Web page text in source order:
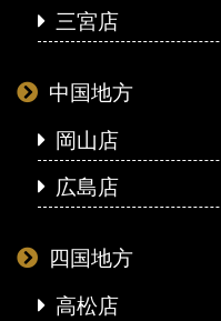
三宮店
中国地方
岡山店
広島店
四国地方
高松店